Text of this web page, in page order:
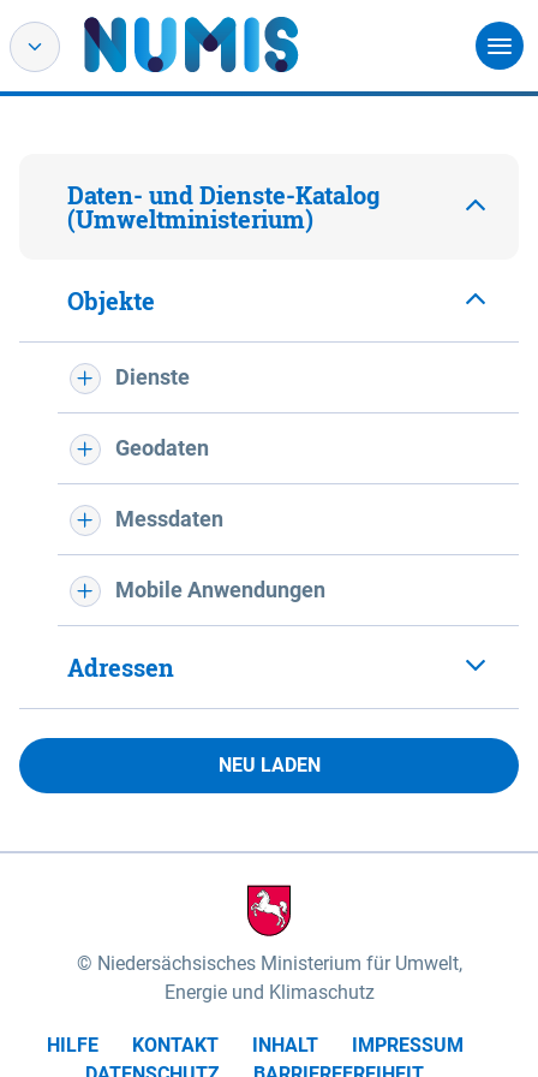
Daten- und Dienste-Katalog
(Umweltministerium)
Objekte
Dienste
Geodaten
Messdaten
Mobile Anwendungen
Adressen
NEU LADEN
Niedersächsisches Ministerium für Umwelt,
Energie und Klimaschutz
HILFE KONTAKT INHALT
IMPRESSUM